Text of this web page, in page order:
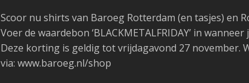
Scoor nu shirts van Baroeg Rotterdam (en tasjes) en
Voer de waardebon ‘BLACKMETALFRIDAY’ in
Deze korting is geldig tot vrijdagavond 27 november.
via: www.baroeg.nl/shop